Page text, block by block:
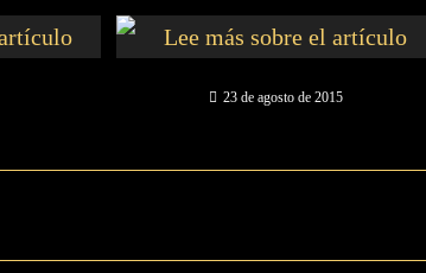
23 de agosto de 2015